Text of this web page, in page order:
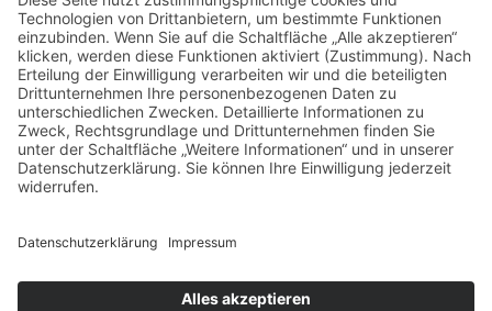
ZUVERLÄSSIGER VERSAND